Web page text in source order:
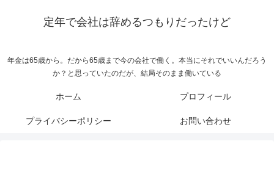
定年で会社は辞めるつもりだったけど
年金は65歳から。だから65歳まで今の会社で働く。本当にそれでいいんだろう
か？と思っていたのだが、結局そのまま働いている
ホーム プロフィール
プライバシーポリシー お問い合わせ